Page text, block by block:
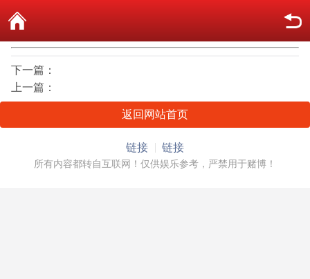
下一篇：
上一篇：
返回网站首页
链接 链接
所有内容都转自互联网！仅供娱乐参考，严禁用于赌博！